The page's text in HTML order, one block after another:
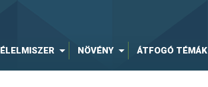
ÉLELMISZER NÖVÉNY ÁTFOGÓ TÉMÁK